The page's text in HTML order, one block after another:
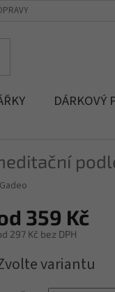
DÁRKOVÝ
Gadeo
359 Kč
297 Kč bez DPH
variantu